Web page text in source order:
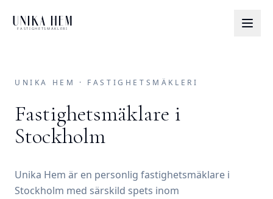
UNIKA HEM
FASTIGHETSMÄKLERI
UNIKA HEM · FASTIGHETSMÄKLERI
Fastighetsmäklare i
Stockholm
Unika Hem är en personlig fastighetsmäklare i
Stockholm med särskild spets inom